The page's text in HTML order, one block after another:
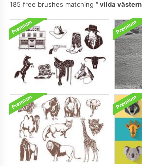
185 free brushes matching
vilda västern